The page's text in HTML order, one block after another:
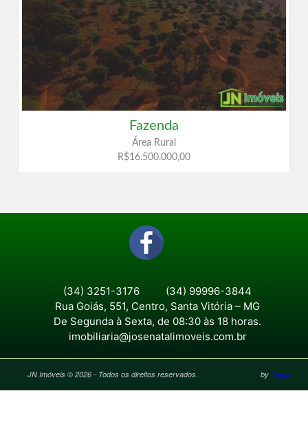
Fazenda
Área Rural
R$16.500.000,00
(34) 3251-3176
(34) 99996-3844
Rua Goiás, 551, Centro, Santa Vitória – MG
De Segunda à Sexta, de 08:30 às 18 horas.
imobiliaria@josenatalimoveis.com.br
JN Imóveis © 2026 - Todos os direitos reservados. by Target